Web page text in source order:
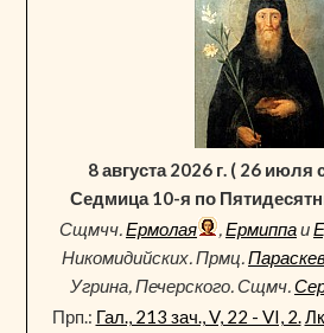
8 августа 2026 г. ( 26 июля
Седмица 10-я по
Сщмчч.Ермолая ,Ермиппаи
Никомидийских. Прмц.
Угрина, Печерского. Сщмч.
Прп.: Гал., 213 зач., V, 22 - VI, 2.